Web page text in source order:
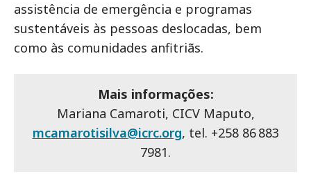
assistência de emergência e programas
sustentáveis às pessoas deslocadas, bem
como às comunidades anfitriãs.
Mais informações:
Mariana Camaroti, CICV Maputo,
mcamarotisilva@icrc.org, tel. +258 86 883
7981.